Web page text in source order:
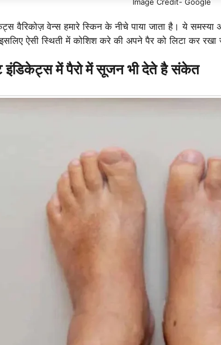
वैरिकोज़ वेन्स हमारे स्किन के नीचे पाया जाता है। ये समस्या
ऐसी स्थिती में कोशिश करे की अपने पैर को लिटा कर
इंडिकेट्स में पैरो में सूजन भी देते है संकेत